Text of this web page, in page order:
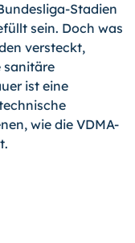
Stadien
sein. Doch was
versteckt,
sanitäre
ist eine
wie die VDMA-